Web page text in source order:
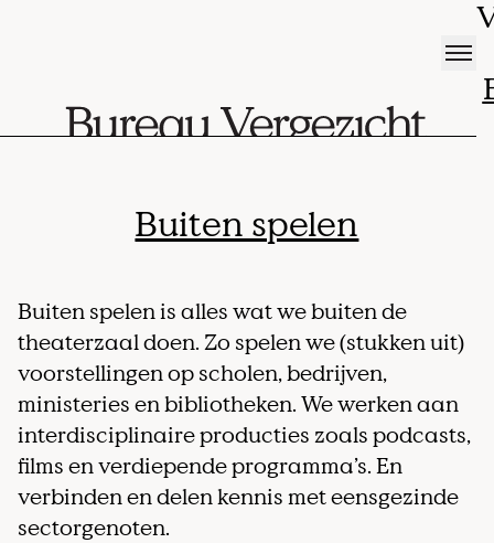
Buiten spelen
Buiten spelen is alles wat we buiten de
theaterzaal doen. Zo spelen we (stukken uit)
voorstellingen op scholen, bedrijven,
ministeries en bibliotheken. We werken aan
interdisciplinaire producties zoals podcasts,
films en verdiepende programma’s. En
verbinden en delen kennis met eensgezinde
sectorgenoten.